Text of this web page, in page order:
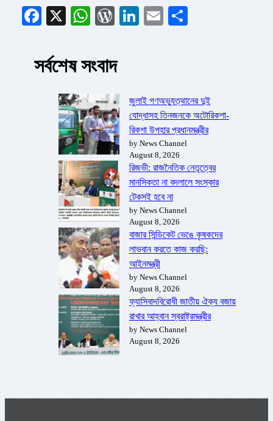
Facebook
X WhatsApp
WordPress
LinkedIn
Email
সর্বশেষ সংবাদ
জুলাই গণঅভ্যুত্থানের দুই
যোদ্ধাসহ তিনজনকে অটোরিকশা-
রিকশা উপহার প্রধানমন্ত্রীর
by News Channel
August 8, 2026
রিজভী: রাজনৈতিক নেতৃত্বের
মানসিকতা না বদলালে সংস্কার
টেকসই হবে না
by News Channel
August 8, 2026
বাজার সিন্ডিকেট ভেঙে কৃষকদের
লাভবান করতে কাজ করছি:
আইনমন্ত্রী
by News Channel
August 8, 2026
ফ্যাসিবাদবিরোধী জাতীয় ঐক্য বজায়
রাখার আহ্বান স্বরাষ্ট্রমন্ত্রীর
by News Channel
August 8, 2026